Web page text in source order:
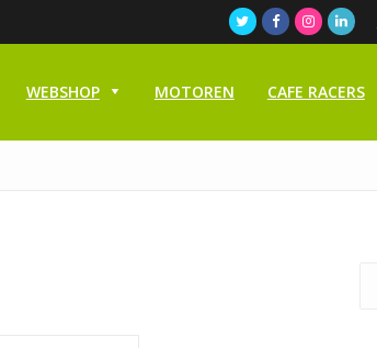
WEBSHOP MOTOREN CAFE RACERS